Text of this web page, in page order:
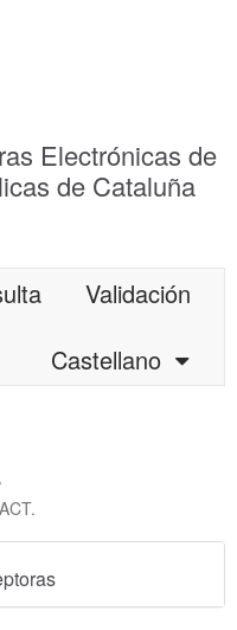
Electrónicas de
de Cataluña
Validación
Castellano